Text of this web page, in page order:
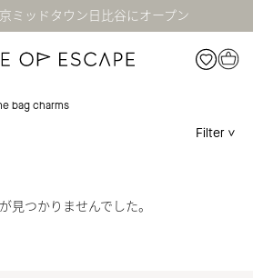
ミッドタウン日比谷にオープン
bag charms
Filter
見つかりませんでした。